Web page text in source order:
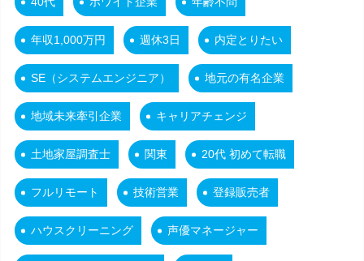
年収1,000万円 週休3日 内定とりたい
SE（システムエンジニア） 地元の有名企業
地域未来牽引企業 キャリアチェンジ
土地家屋調査士 関東 20代 初めて転職
フルリモート 技術営業 登録販売者
ハウスクリーニング 声優マネージャー